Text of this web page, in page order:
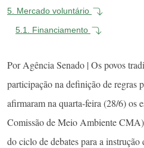
5. Mercado voluntário
5.1.
Financiamento
Por Agência Senado | Os povos
participação na definição de regras
afirmaram na quarta-feira (28/6) os
Comissão de Meio Ambiente
do ciclo de debates para a